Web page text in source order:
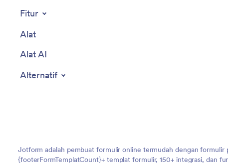
Fitur
Alat
Alat AI
Alternatif
Jotform adalah pembuat formulir online termudah dengan
{footerFormTemplatCount}+ templat formulir, 150+ integrasi, dan